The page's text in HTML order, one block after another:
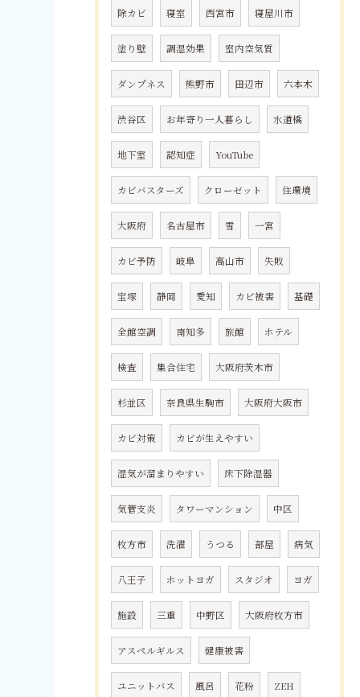
除カビ 寝室 西宮市 寝屋川市
塗り壁 調湿効果 室内空気質
ダンプネス 熊野市 田辺市 六本木
渋谷区 お年寄り一人暮らし 水道橋
地下室 認知症 YouTube
カビバスターズ クローゼット 住環境
大阪府 名古屋市 雪 一宮
カビ予防 岐阜 高山市 失敗
宝塚 静岡 愛知 カビ被害 基礎
全館空調 南知多 旅館 ホテル
検査 集合住宅 大阪府茨木市
杉並区 奈良県生駒市 大阪府大阪市
カビ対策 カビが生えやすい
湿気が溜まりやすい 床下除湿器
気管支炎 タワーマンション 中区
枚方市 洗濯 うつる 部屋 病気
八王子 ホットヨガ スタジオ ヨガ
施設 三重 中野区 大阪府枚方市
アスペルギルス 健康被害
ユニットバス 風呂 花粉 ZEH